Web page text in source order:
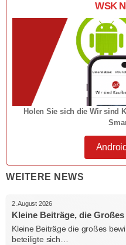
WSK
Holen Sie sich die Wir sind
Android
WEITERE NEWS
2. August 2026
Kleine Beiträge, die
Kleine Beiträge die großes
beteiligte sich…